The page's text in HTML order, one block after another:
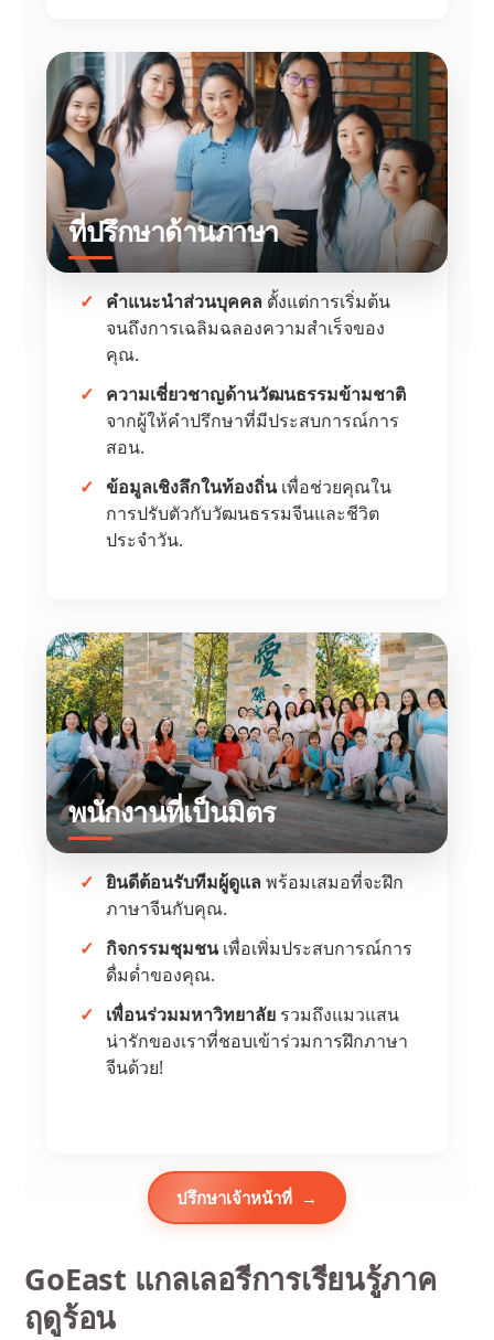
ที่ปรึกษาด้านภาษา
คำแนะนำส่วนบุคคล ตั้งแต่การเริ่มต้น
จนถึงการเฉลิมฉลองความสำเร็จของ
คุณ.
ความเชี่ยวชาญด้านวัฒนธรรมข้ามชาติ
จากผู้ให้คำปรึกษาที่มีประสบการณ์การ
สอน.
ข้อมูลเชิงลึกในท้องถิ่นเพื่อช่วยคุณใน
การปรับตัวกับวัฒนธรรมจีนและชีวิต
ประจำวัน.
พนักงานที่เป็นมิตร
ยินดีต้อนรับทีมผู้ดูแลพร้อมเสมอที่จะฝึก
ภาษาจีนกับคุณ.
กิจกรรมชุมชนเพื่อเพิ่มประสบการณ์การ
ดื่มด่ำของคุณ.
เพื่อนร่วมมหาวิทยาลัย รวมถึงแมวแสน
น่ารักของเราที่ชอบเข้าร่วมการฝึกภาษา
จีนด้วย!
ปรึกษาเจ้าหน้าที่
GoEast แกลเลอรีการเรียนรู้ภาค
ฤดูร้อน